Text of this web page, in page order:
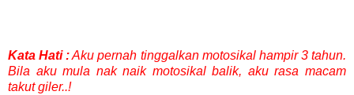
Kata Hati :Aku pernah tinggalkan motosikal hampir 3 tahun.
Bila aku mula nak naik motosikal balik, aku rasa macam
takut giler..!